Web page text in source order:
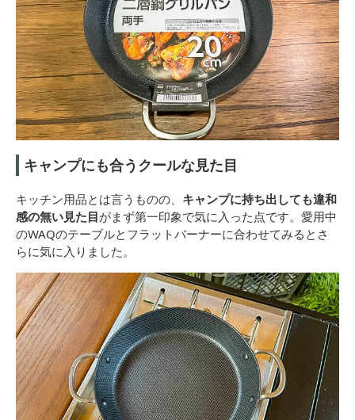
キャンプにも合うクールな見た目
キッチン用品とは言うものの、 キャンプに持ち出しても違和
感の無い見た目がまず第一印象で気に入った点です。愛用中
のWAQのテーブルとフラットバーナーに合わせてみるとさ
らに気に入りました。